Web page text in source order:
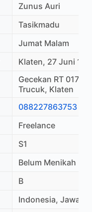
Zunus Auri
Tasikmadu
Jumat Malam
Klaten, 27 Juni
Gecekan RT 017/
Trucuk, Klaten
088227863753
Freelance
S1
Belum Menikah
B
Indonesia, Jawa,